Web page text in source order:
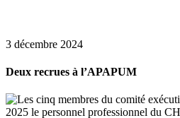
3 décembre 2024
Deux recrues à l’APAPUM